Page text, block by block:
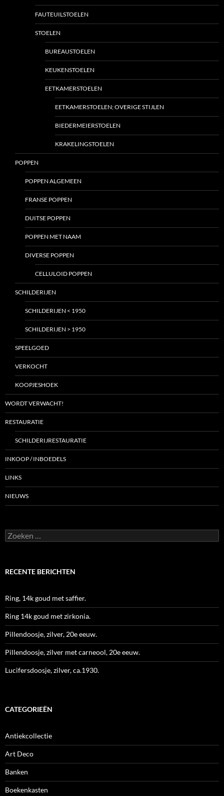
FAUTEUILSTOELEN
STOELEN
BUREAUSTOELEN
KEUKENSTOELEN
EETKAMERSTOELEN
EETKAMERSTOELEN; OVERIGE STIJLEN
BIEDERMEIERSTOELEN
KRAKELINGSTOELEN
POPPEN
POPPEN ALGEMEEN
FRANSE POPPEN
DUITSE POPPEN
POPPEN MET NAAM
DIVERSE POPPEN
CELLULOID POPPEN
SCHILDERIJEN
SCHILDERIJEN < 1950
SCHILDERIJEN > 1950
SPEELGOED
VERKOCHT
KOOPJESHOEK
WORDT VERWACHT!
RESTAURATIE
SCHILDERIJRESTAURATIE
INKOOP / INBOEDELS
LINKS
NIEUWS
Zoeken
naar:
RECENTE BERICHTEN
Ring, 14k goud met saffier.
Ring 14k goud met zirkonia.
Pillendoosje, zilver, 20e eeuw.
Pillendoosje, zilver met carneool, 20e eeuw.
Lucifersdoosje, zilver, ca.1930.
CATEGORIEËN
Antiekcollectie
Art Deco
Banken
Boekenkasten